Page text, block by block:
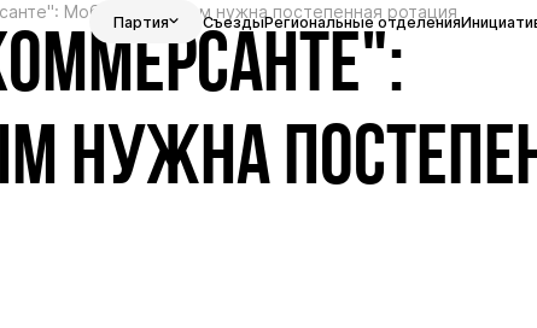
Партия СъездыРегиональные отделения
Мобилизованным нужна постепенная ротация
НУЖНА